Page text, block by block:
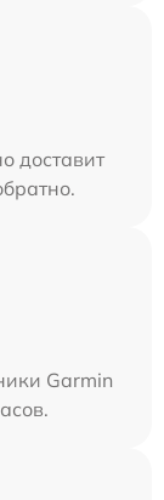
доставит
Garmin